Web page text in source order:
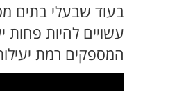
בעוד שבעלי בתים
עשויים להיות פחות
המספקים רמת